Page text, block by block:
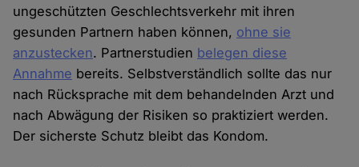
ungeschützten Geschlechtsverkehr mit ihren
gesunden Partnern haben können, ohne sie
anzustecken. Partnerstudien belegen diese
Annahme bereits. Selbstverständlich sollte das nur
nach Rücksprache mit dem behandelnden Arzt und
nach Abwägung der Risiken so praktiziert werden.
Der sicherste Schutz bleibt das Kondom.